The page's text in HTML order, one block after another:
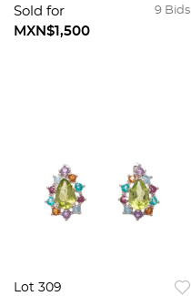
Gargantilla con
broche de reasa.
9 Bids
Sold for
MXN$1,500
Lot 309